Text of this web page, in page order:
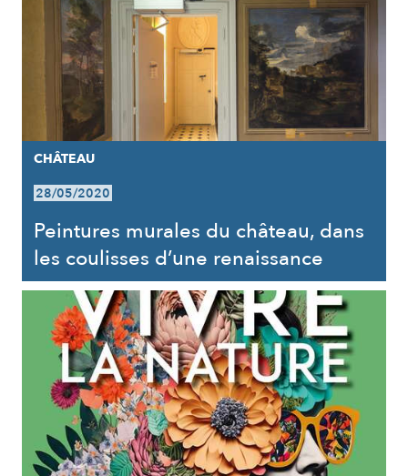
CHÂTEAU
28/05/2020
Peintures murales du château, dans
les coulisses d’une renaissance